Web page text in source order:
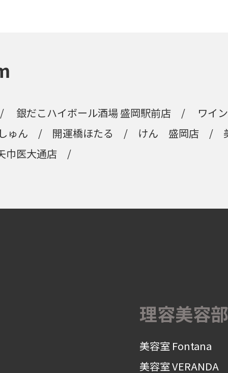
銀だこハイボール酒場 盛岡駅前店
ワイ
ゅん
開運橋ほたる けん 盛岡店
巾医大通店
理容美容
美容室 Fontana
美容室 VERANDA